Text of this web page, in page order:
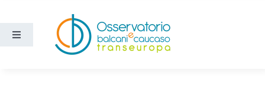
contenuto
Toggle